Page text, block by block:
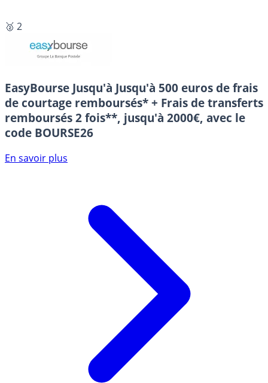
🥈 2
EasyBourse Jusqu'à Jusqu'à 500 euros de frais
de courtage remboursés* + Frais de transferts
remboursés 2 fois**, jusqu'à 2000€, avec le
code BOURSE26
En savoir plus